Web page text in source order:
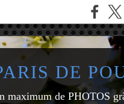
DE
maximum de PHOTOS